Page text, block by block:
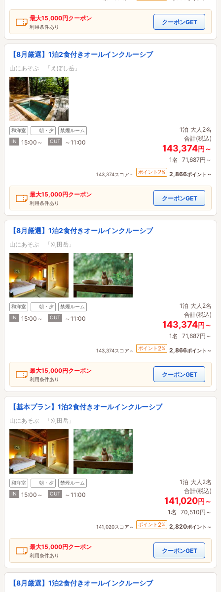
最大15,000円クーポン
利用条件あり
クーポンGET
【8月厳選】1泊2食付きオールインクルーシブ
山にあそぶ 「えぼし岳」
和洋室 朝・夕
禁煙ルーム
IN
15:00～ OUT ～11:00
1泊 大人2名
合計(税込)
143,374円～
1名 71,687円～
143,374スコア～ ポイント 2% 2,866ポイント～
最大15,000円クーポン
利用条件あり
クーポンGET
【8月厳選】1泊2食付きオールインクルーシブ
山にあそぶ 「刈田岳」
和洋室 朝・夕
禁煙ルーム
IN
15:00～ OUT ～11:00
1泊 大人2名
合計(税込)
143,374円～
1名 71,687円～
143,374スコア～ ポイント 2% 2,866ポイント～
最大15,000円クーポン
利用条件あり
クーポンGET
【基本プラン】1泊2食付きオールインクルーシブ
山にあそぶ 「刈田岳」
和洋室 朝・夕
禁煙ルーム
IN
15:00～ OUT ～11:00
1泊 大人2名
合計(税込)
141,020円～
1名 70,510円～
141,020スコア～ ポイント 2% 2,820ポイント～
最大15,000円クーポン
利用条件あり
クーポンGET
【8月厳選】1泊2食付きオールインクルーシブ